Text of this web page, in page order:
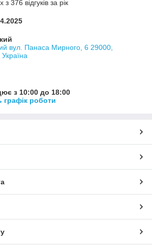
376 відгуків за рік
вул. Панаса Мирного, 6 29000,
з 10:00 до 18:00
графік роботи